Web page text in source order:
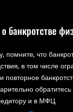
банкротстве
помните, что
в том числе
повторное
и в МФЦ.